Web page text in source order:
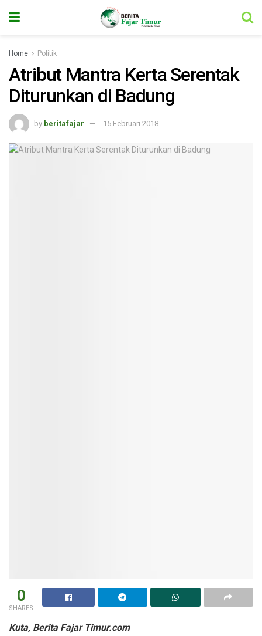
Home Politik
Atribut Mantra Kerta Serentak
Diturunkan di Badung
by beritafajar 15 Februari 2018
0
SHARES
Kuta, Berita Fajar Timur.com